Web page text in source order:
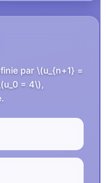
par \(u_{n+1} =
= 4\),